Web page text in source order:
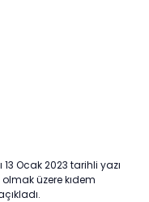
13 Ocak 2023 tarihli yazı
üzere kıdem